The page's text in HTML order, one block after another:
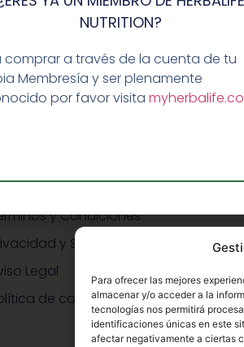
Para ofrecer las mejores
almacenar y/o acceder a la
tecnologías nos permitirá
identificaciones únicas en este
afectar negativamente a ciertas
y Condiciones
y Seguridad
Legal
de cookies
NUTRITION?
comprar a través de la cuenta de tu
Membresía y ser plenamente
por favor visita